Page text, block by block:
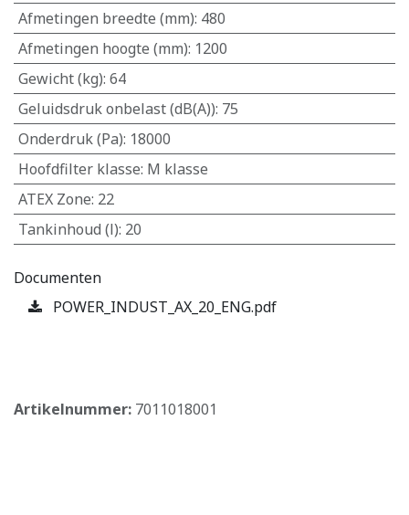
Afmetingen breedte (mm): 480
Afmetingen hoogte (mm): 1200
Gewicht (kg): 64
Geluidsdruk onbelast (dB(A)): 75
Onderdruk (Pa): 18000
Hoofdfilter klasse: M klasse
ATEX Zone: 22
Tankinhoud (l): 20
Documenten
POWER_INDUST_AX_20_ENG.pdf
Artikelnummer: 7011018001